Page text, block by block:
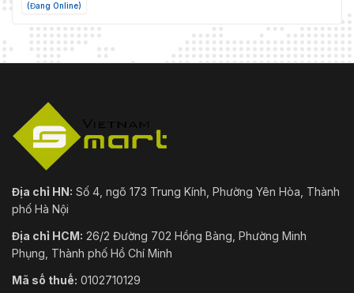
(Đang Online)
Địa chỉ HN: Số 4, ngõ 173 Trung Kính, Phường Yên Hòa, Thành
phố Hà Nội
Địa chỉ HCM: 26/2 Đường 702 Hồng Bàng, Phường Minh
Phụng, Thành phố Hồ Chí Minh
Mã số thuế: 0102710129